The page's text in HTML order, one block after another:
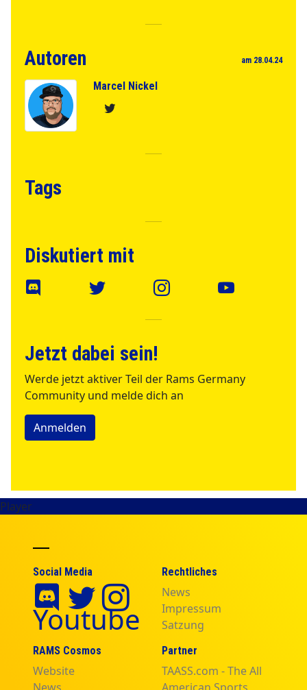
Autoren am 28.04.24
Marcel Nickel
Tags
Diskutiert mit
Jetzt dabei sein!
Werde jetzt aktiver Teil der Rams Germany
Community und melde dich an
Anmelden
Player
Social Media
Youtube
Rechtliches
News
Impressum
Satzung
RAMS Cosmos
Website
News
Partner
TAASS.com - The All
American Sports